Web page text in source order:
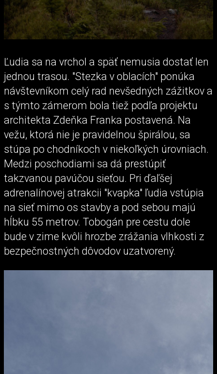
Ľudia sa na vrchol a späť nemusia dostať len
jednou trasou. "Stezka v oblacích" ponúka
návštevníkom celý rad nevšedných zážitkov a
s týmto zámerom bola tiež podľa projektu
architekta Zdeňka Franka postavená. Na
vežu, ktorá nie je pravidelnou špirálou, sa
stúpa po chodníkoch v niekoľkých úrovniach.
Medzi poschodiami sa dá prestúpiť
takzvanou pavúčou sieťou. Pri ďaľšej
adrenalínovej atrakcii "kvapka" ľudia vstúpia
na sieť mimo os stavby a pod sebou majú
hĺbku 55 metrov. Tobogán pre cestu dole
bude v zime kvôli hrozbe zrážania vlhkosti z
bezpečnostných dôvodov uzatvorený.